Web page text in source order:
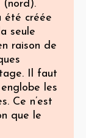
(nord).
été créée
seule
raison de
Il faut
les
Ce n’est
que le